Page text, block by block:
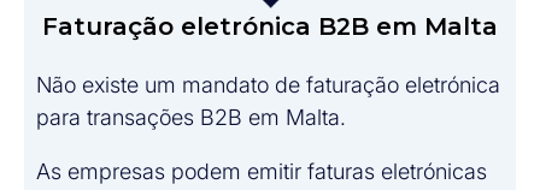
Faturação eletrónica B2B em Malta
Não existe um mandato de faturação eletrónica
para transações B2B em Malta.
As empresas podem emitir faturas eletrónicas